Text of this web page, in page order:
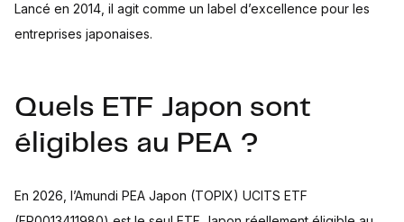
Lancé en 2014, il agit comme un label d’excellence pour les
entreprises japonaises.
Quels ETF Japon sont
éligibles au PEA ?
En 2026, l’Amundi PEA Japon (TOPIX) UCITS ETF